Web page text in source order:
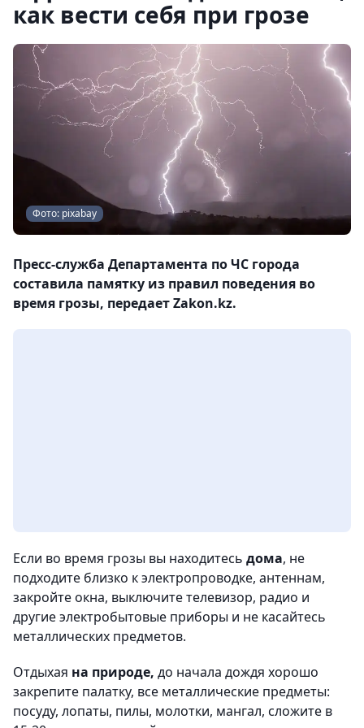
как вести себя при грозе
Фото: pixabay
Пресс-служба Департамента по ЧС города
составила памятку из правил поведения во
время грозы, передает Zakon.kz.
Если во время грозы вы находитесь дома, не
подходите близко к электропроводке, антеннам,
закройте окна, выключите телевизор, радио и
другие электробытовые приборы и не касайтесь
металлических предметов.
Отдыхая на природе, до начала дождя хорошо
закрепите палатку, все металлические предметы:
посуду, лопаты, пилы, молотки, мангал, сложите в